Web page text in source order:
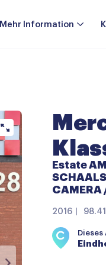
Mehr Information
Estate
CAMERA
2016